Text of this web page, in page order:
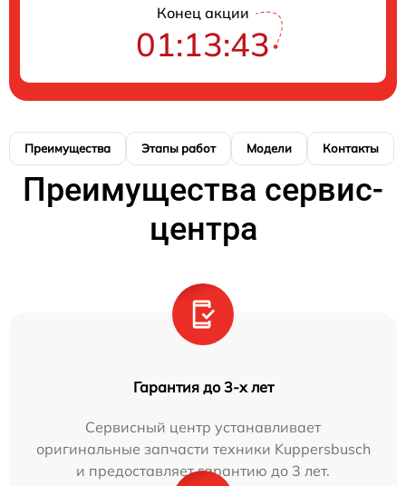
Конец акции
01:13:42
Преимущества Этапы работ Модели Контакты
Преимущества сервис-
центра
Гарантия до 3-х лет
Сервисный центр устанавливает
оригинальные запчасти техники Kuppersbusch
и предоставляет гарантию до 3 лет.